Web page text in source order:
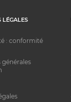
: conformité